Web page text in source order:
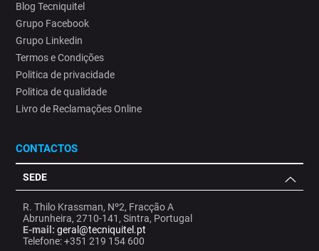
Blog Tecniquitel
Grupo Facebook
Grupo Linkedin
Termos e Condições
Politica de privacidade
Politica de qualidade
Livro de Reclamações Online
CONTACTOS
SEDE
R. Thilo Krassman, Nº2, Fracção A
Abrunheira, 2710-141, Sintra, Portugal
E-mail: geral@tecniquitel.pt
Telefone: +351 219 154 600